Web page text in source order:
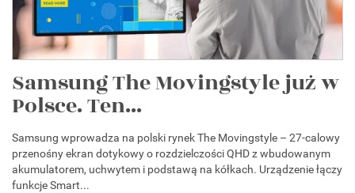
Samsung The Movingstyle już w
Polsce. Ten...
Samsung wprowadza na polski rynek The Movingstyle – 27-calowy
przenośny ekran dotykowy o rozdzielczości QHD z wbudowanym
akumulatorem, uchwytem i podstawą na kółkach. Urządzenie łączy
funkcje Smart...